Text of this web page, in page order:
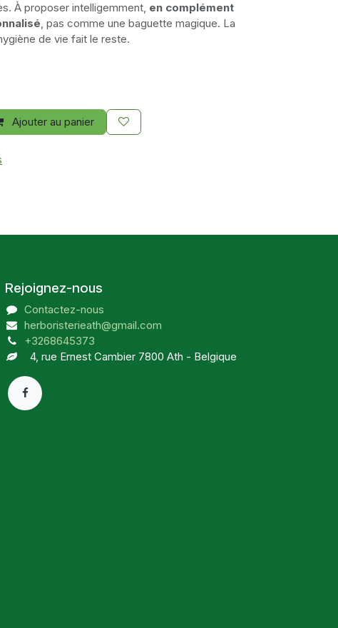
À proposer intelligemment, en complément
, pas comme une baguette magique. La
de vie fait le reste.
Ajouter au panier
Rejoignez-nous
Contactez-nous
herboristerieath@gmail.com
+3268645373
4, rue Ernest Cambier 7800 Ath - Belgique